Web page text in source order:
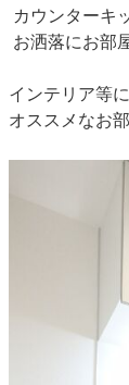
カウンターキ
お洒落にお部
インテリア等
オススメなお